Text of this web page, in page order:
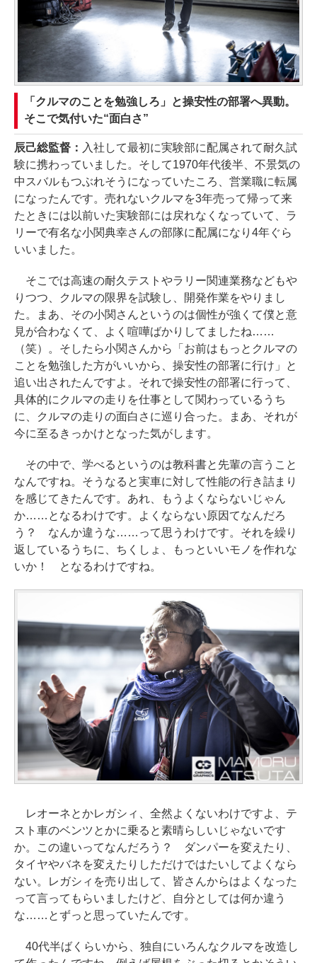
「クルマのことを勉強しろ」と操安性の部署へ異動。
そこで気付いた“面白さ”
辰己総監督： 入社して最初に実験部に配属されて耐久試
験に携わっていました。そして1970年代後半、不景気の
中スバルもつぶれそうになっていたころ、営業職に転属
になったんです。売れないクルマを3年売って帰って来
たときには以前いた実験部には戻れなくなっていて、ラ
リーで有名な小関典幸さんの部隊に配属になり4年ぐら
いいました。
そこでは高速の耐久テストやラリー関連業務などもや
りつつ、クルマの限界を試験し、開発作業をやりまし
た。まあ、その小関さんというのは個性が強くて僕と意
見が合わなくて、よく喧嘩ばかりしてましたね……
（笑）。そしたら小関さんから「お前はもっとクルマの
ことを勉強した方がいいから、操安性の部署に行け」と
追い出されたんですよ。それで操安性の部署に行って、
具体的にクルマの走りを仕事として関わっているうち
に、クルマの走りの面白さに巡り合った。まあ、それが
今に至るきっかけとなった気がします。
その中で、学べるというのは教科書と先輩の言うこと
なんですね。そうなると実車に対して性能の行き詰まり
を感じてきたんです。あれ、もうよくならないじゃん
か……となるわけです。よくならない原因てなんだろ
う？ なんか違うな……って思うわけです。それを繰り
返しているうちに、ちくしょ、もっといいモノを作れな
いか！ となるわけですね。
レオーネとかレガシィ、全然よくないわけですよ、テ
スト車のベンツとかに乗ると素晴らしいじゃないです
か。この違いってなんだろう？ ダンパーを変えたり、
タイヤやバネを変えたりしただけではたいしてよくなら
ない。レガシィを売り出して、皆さんからはよくなった
って言ってもらいましたけど、自分としては何か違う
な……とずっと思っていたんです。
40代半ばくらいから、独自にいろんなクルマを改造し